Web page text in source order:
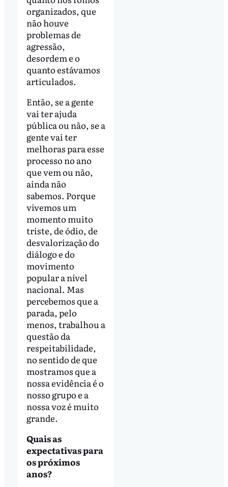
organizados, que
não houve
problemas de
agressão,
desordem e o
quanto estávamos
articulados.
Então, se a gente
vai ter ajuda
pública ou não, se a
gente vai ter
melhoras para esse
processo no ano
que vem ou não,
ainda não
sabemos. Porque
vivemos um
momento muito
triste, de ódio, de
desvalorização do
diálogo e do
movimento
popular a nível
nacional. Mas
percebemos que a
parada, pelo
menos, trabalhou a
questão da
respeitabilidade,
no sentido de que
mostramos que a
nossa evidência é o
nosso grupo e a
nossa voz é muito
grande.
Quais as
expectativas para
os próximos
anos?